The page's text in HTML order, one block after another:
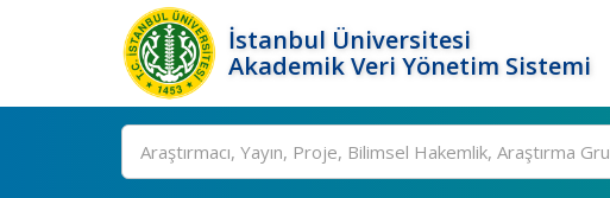
İstanbul Üniversitesi
Akademik Veri Yönetim Sistemi
Ara